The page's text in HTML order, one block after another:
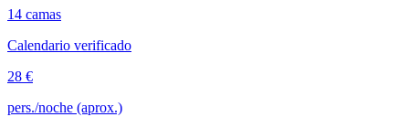
14 camas
Calendario verificado
28 €
pers./noche (aprox.)